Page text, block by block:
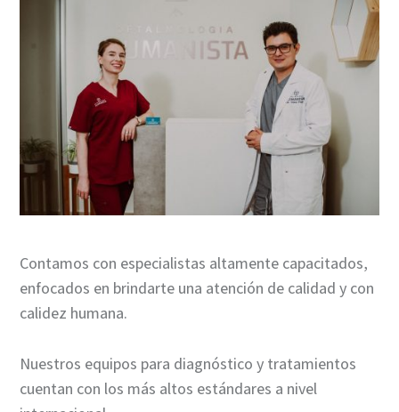
Contamos con especialistas altamente capacitados,
enfocados en brindarte una atención de calidad y con
calidez humana.
Nuestros equipos para diagnóstico y tratamientos
cuentan con los más altos estándares a nivel